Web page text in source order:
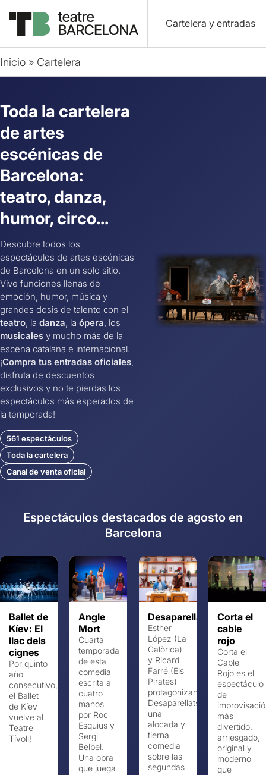
Cartelera y entradas
Inicio » Cartelera
Toda la cartelera
de artes
escénicas de
Barcelona:
teatro, danza,
humor, circo...
Descubre todos los
espectáculos de artes escénicas
de Barcelona en un solo sitio.
Vive funciones llenas de
emoción, humor, música y
grandes dosis de talento con el
teatro, la danza, la ópera, los
musicales y mucho más de la
escena catalana e internacional.
¡Compra tus entradas oficiales,
disfruta de descuentos
exclusivos y no te pierdas los
espectáculos más esperados de
la temporada!
561 espectáculos
Toda la cartelera
Canal de venta oficial
Espectáculos destacados de agosto en
Barcelona
Ballet de
Kíev: El
llac dels
cignes
Por quinto
año
consecutivo,
el Ballet
de Kíev
vuelve al
Teatre
Tívoli!
Angle
Mort
Cuarta
temporada
de esta
comedia
escrita a
cuatro
manos
por Roc
Esquius y
Sergi
Belbel.
Una obra
que juega
Desaparellats
Esther
López (La
Calòrica)
y Ricard
Farré (Els
Pirates)
protagonizan
Desaparellats,
una
alocada y
tierna
comedia
sobre las
segundas
Corta el
cable
rojo
Corta el
Cable
Rojo es el
espectáculo
de
más
divertido,
arriesgado,
original y
moderno
que